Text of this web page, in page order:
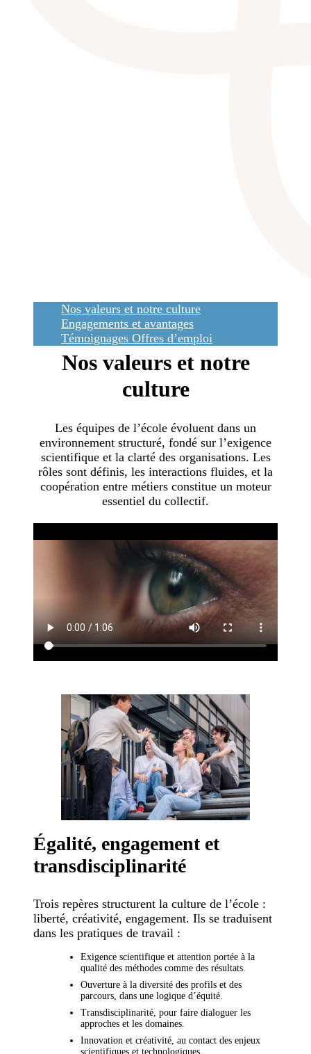
Nos valeurs et notre culture
Engagements et avantages
Témoignages Offres d’emploi
Nos valeurs et notre
culture
Les équipes de l’école évoluent dans un
environnement structuré, fondé sur l’exigence
scientifique et la clarté des organisations. Les
rôles sont définis, les interactions fluides, et la
coopération entre métiers constitue un moteur
essentiel du collectif.
Égalité, engagement et
transdisciplinarité
Trois repères structurent la culture de l’école :
liberté, créativité, engagement. Ils se traduisent
dans les pratiques de travail :
Exigence scientifique et attention portée à la
qualité des méthodes comme des résultats.
Ouverture à la diversité des profils et des
parcours, dans une logique d’équité.
Transdisciplinarité, pour faire dialoguer les
approches et les domaines.
Innovation et créativité, au contact des enjeux
scientifiques et technologiques.